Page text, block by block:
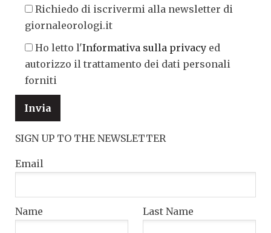
Richiedo di iscrivermi alla newsletter di
giornaleorologi.it
Ho letto l'Informativa sulla privacy ed
autorizzo il trattamento dei dati personali
forniti
SIGN UP TO THE NEWSLETTER
Email
Name Last Name